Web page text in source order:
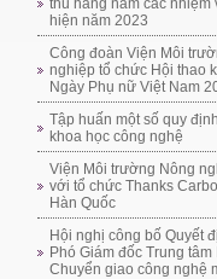
thu hàng năm các nhiệm
hiện năm 2023
Công đoàn Viện Môi
nghiệp tổ chức Hội thao
Ngày Phụ nữ Việt Nam
Tập huấn một số quy
khoa học công nghệ
Viện Môi trường Nông
với tổ chức Thanks
Hàn Quốc
Hội nghị công bố Quyết
Phó Giám đốc Trung
Chuyển giao công nghệ